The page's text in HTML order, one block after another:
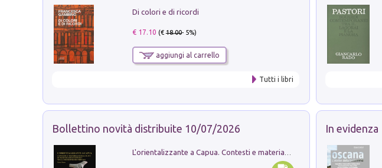
Di colori e di ricordi
€ 17.10 (€18.00- 5%)
aggiungi al carrello
Tutti i libri
Bollettino novità distribuite 10/07/2026 In evidenza